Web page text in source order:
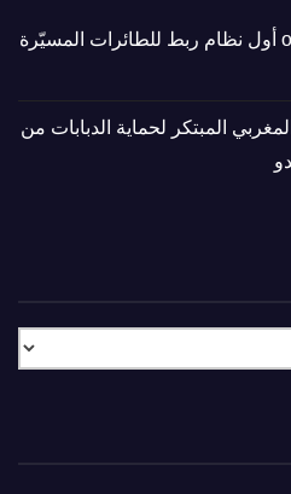
Skywire أول نظام ربط للطائرات المسيّرة
المبتكر لحماية الدبابات من